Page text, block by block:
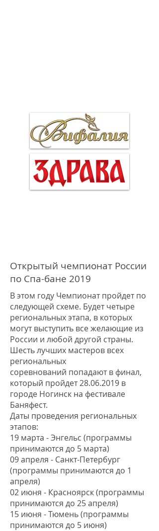
Открытый чемпионат России
по Спа-бане 2019
В этом году Чемпионат пройдет по
следующей схеме. Будет четыре
региональных этапа, в которых
могут выступить все желающие из
России и любой другой страны.
Шесть лучших мастеров всех
региональных
соревнований попадают в финал,
который пройдет28.06.2019 в
городе Ногинск на фестивале
Баняфест.
Даты проведения региональных
этапов:
19 марта - Энгельс (программы
принимаются до 5 марта)
09 апреля - Санкт-Петербург
(программы принимаются до 1
апреля)
02 июня - Красноярск (программы
принимаются до 25 апреля)
15 июня - Тюмень (программы
принимаются до 5 июня)